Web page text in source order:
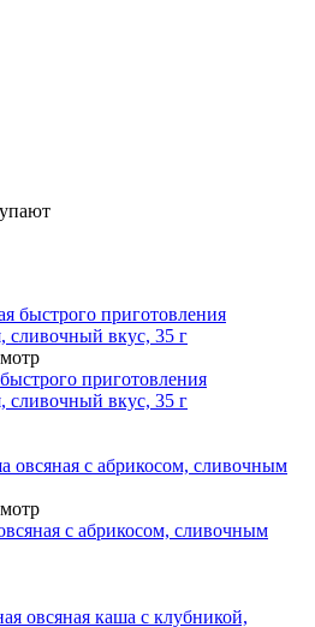
приготовления
сливочный вкус, 35 г
с абрикосом, сливочным